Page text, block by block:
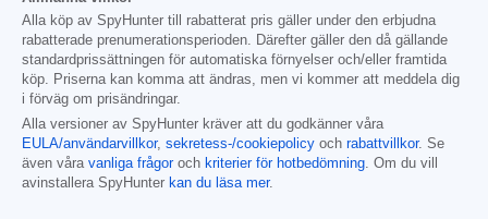
Alla köp av SpyHunter till rabatterat pris gäller under den erbjudna
rabatterade prenumerationsperioden. Därefter gäller den då gällande
standardprissättningen för automatiska förnyelser och/eller framtida
köp. Priserna kan komma att ändras, men vi kommer att meddela dig
i förväg om prisändringar.
Alla versioner av SpyHunter kräver att du godkänner våra
EULA/användarvillkor, sekretess-/cookiepolicy och rabattvillkor. Se
även våra vanliga frågoroch kriterier för hotbedömning. Om du vill
avinstallera SpyHunter kan du läsa mer.